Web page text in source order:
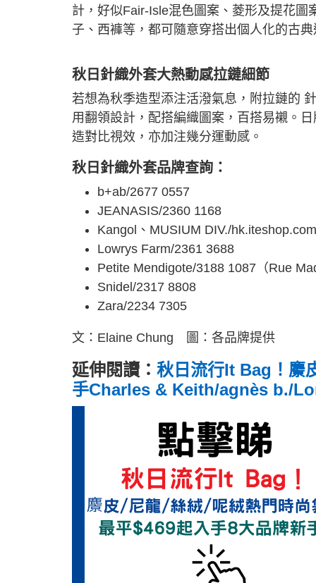
計，好似Fair-Isle混色圖案、菱形及提花
子、西褲等，都可隨意穿搭出個人化的古
秋日針織外套大熱動感拉鏈細節
若想為秋季造型添注活潑氣息，附拉鏈的
用翻領設計，配搭編織圖案，百搭易襯。日
造對比視效，亦加注幾分運動感。
秋日針織外套品牌查詢：
b+ab/2677 0557
JEANASIS/2360 1168
Kangol、MUSIUM DIV./hk.iteshop.com
Lowrys Farm/2361 3688
Petite Mendigote/3188 1087（Rue
Snidel/2317 8808
Zara/2234 7305
文：Elaine Chung 圖：各品牌提供
延伸閱讀： 秋日流行It Bag！麖
手Charles & Keith/agnès b./